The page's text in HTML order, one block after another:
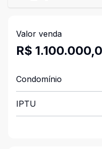
Valor venda
R$
Condomínio
IPTU